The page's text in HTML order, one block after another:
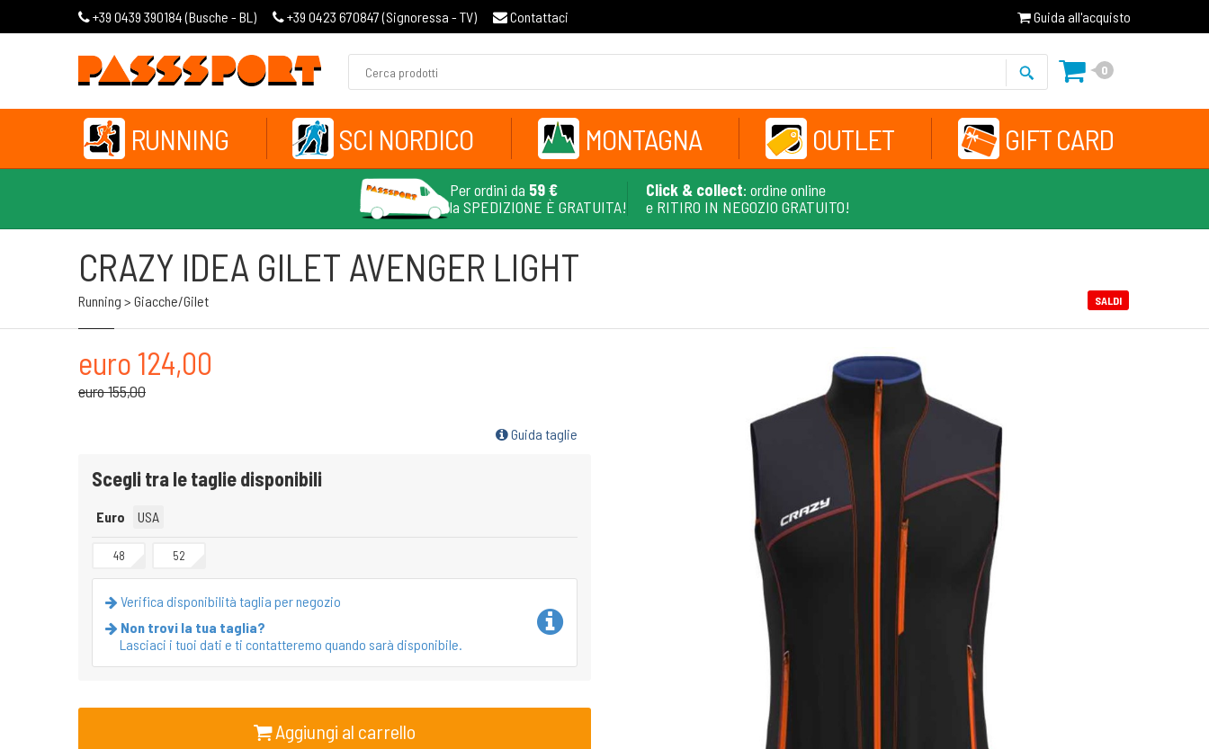
+39 0439 390184 (Busche - BL ) +39 0423 670847 (Signoressa - TV) Contattaci Guida all'acquisto
0
RUNNING SCI NORDICO MONTAGNA OUTLET GIFT CARD
Per ordini da 59 €
la SPEDIZIONE È GRATUITA!
Click & collect: ordine online
e RITIRO IN NEGOZIO GRATUITO!
CRAZY IDEA GILET AVENGER LIGHT
Running > Giacche/gilet SALDI
euro 124,00
euro 155,00
Guida taglie
Scegli tra le taglie disponibili
Euro USA
48 52
Verifica disponibilità taglia per negozio
Non trovi la tua taglia?
Lasciaci i tuoi dati e ti contatteremo quando sarà disponibile.
Aggiungi al carrello